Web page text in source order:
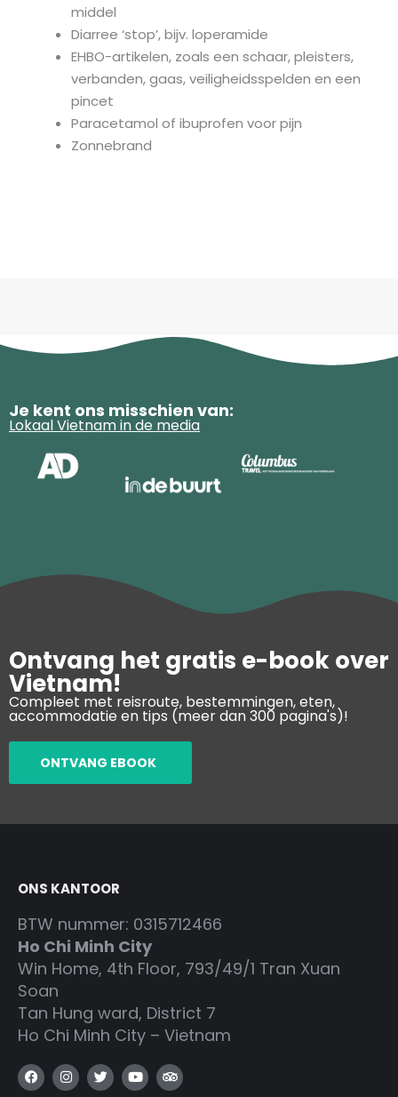
middel
Diarree ‘stop’, bijv. loperamide
EHBO-artikelen, zoals een schaar, pleisters,
verbanden, gaas, veiligheidsspelden en een
pincet
Paracetamol of ibuprofen voor pijn
Zonnebrand
Je kent ons misschien van:
Lokaal Vietnam in de media
Ontvang het gratis e-book over
Vietnam!
Compleet met reisroute, bestemmingen, eten,
accommodatie en tips (meer dan 300 pagina's)!
ONTVANG EBOOK
ONS KANTOOR
BTW nummer: 0315712466
Ho Chi Minh City
Win Home, 4th Floor, 793/49/1 Tran Xuan
Soan
Tan Hung ward, District 7
Ho Chi Minh City – Vietnam
F
a
I
n
T
w
Y
o
T
r